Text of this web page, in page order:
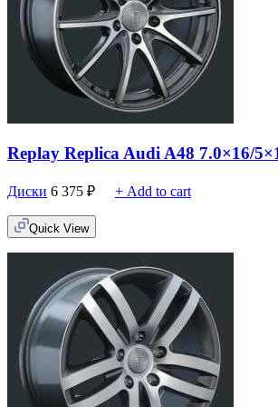
Replay Replica Audi A48 7.0×16/
Диски 6 375 ₽ + Add to cart
Quick View